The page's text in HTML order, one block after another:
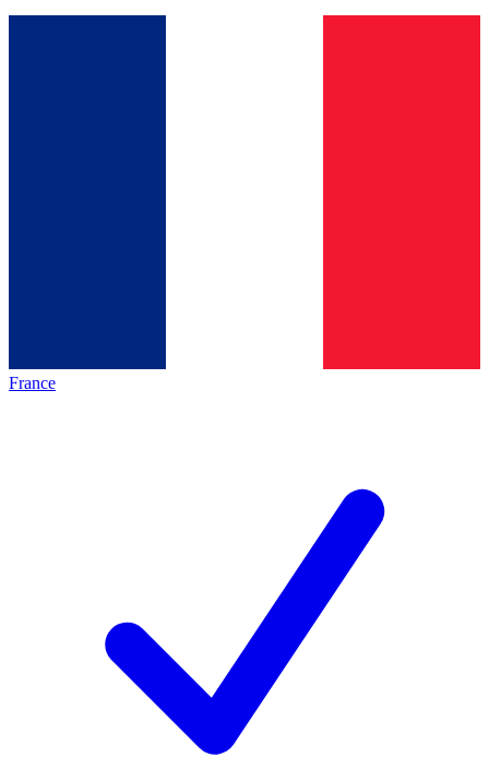
France